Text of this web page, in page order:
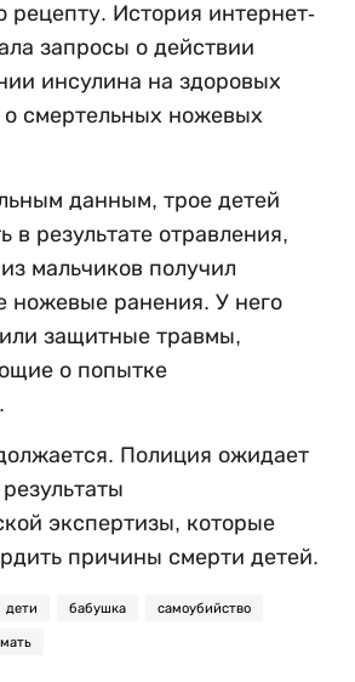
рецепту. История интернет-
запросы о действии
инсулина на здоровых
смертельных ножевых
данным, трое детей
в результате отравления,
мальчиков получил
ножевые ранения. У него
защитные травмы,
о попытке
Полиция ожидает
экспертизы, которые
причины смерти детей.
дети бабушка самоубийство
мать